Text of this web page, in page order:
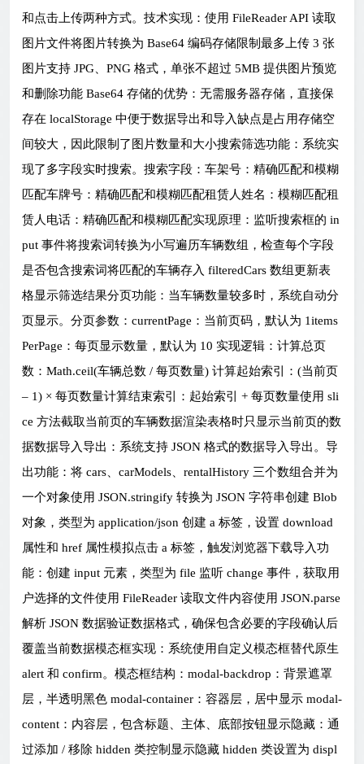
和点击上传两种方式。技术实现：使用 FileReader API 读取
图片文件将图片转换为 Base64 编码存储限制最多上传 3 张
图片支持 JPG、PNG 格式，单张不超过 5MB 提供图片预览
和删除功能 Base64 存储的优势：无需服务器存储，直接保
存在 localStorage 中便于数据导出和导入缺点是占用存储空
间较大，因此限制了图片数量和大小搜索筛选功能：系统实
现了多字段实时搜索。搜索字段：车架号：精确匹配和模糊
匹配车牌号：精确匹配和模糊匹配租赁人姓名：模糊匹配租
赁人电话：精确匹配和模糊匹配实现原理：监听搜索框的 in
put 事件将搜索词转换为小写遍历车辆数组，检查每个字段
是否包含搜索词将匹配的车辆存入 filteredCars 数组更新表
格显示筛选结果分页功能：当车辆数量较多时，系统自动分
页显示。分页参数：currentPage：当前页码，默认为 1items
PerPage：每页显示数量，默认为 10 实现逻辑：计算总页
数：Math.ceil(车辆总数 / 每页数量) 计算起始索引：(当前页
– 1) × 每页数量计算结束索引：起始索引 + 每页数量使用 sli
ce 方法截取当前页的车辆数据渲染表格时只显示当前页的数
据数据导入导出：系统支持 JSON 格式的数据导入导出。导
出功能：将 cars、carModels、rentalHistory 三个数组合并为
一个对象使用 JSON.stringify 转换为 JSON 字符串创建 Blob
对象，类型为 application/json 创建 a 标签，设置 download
属性和 href 属性模拟点击 a 标签，触发浏览器下载导入功
能：创建 input 元素，类型为 file 监听 change 事件，获取用
户选择的文件使用 FileReader 读取文件内容使用 JSON.parse
解析 JSON 数据验证数据格式，确保包含必要的字段确认后
覆盖当前数据模态框实现：系统使用自定义模态框替代原生
alert 和 confirm。模态框结构：modal-backdrop：背景遮罩
层，半透明黑色 modal-container：容器层，居中显示 modal-
content：内容层，包含标题、主体、底部按钮显示隐藏：通
过添加 / 移除 hidden 类控制显示隐藏 hidden 类设置为 displ